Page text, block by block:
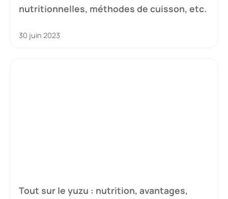
nutritionnelles, méthodes de cuisson, etc.
30 juin 2023
Tout sur le yuzu : nutrition, avantages,